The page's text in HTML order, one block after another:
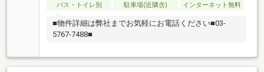
バス・トイレ別
駐車場(近隣含) インターネット無料
■物件詳細は弊社までお気軽にお電話ください■03-
5767-7488■